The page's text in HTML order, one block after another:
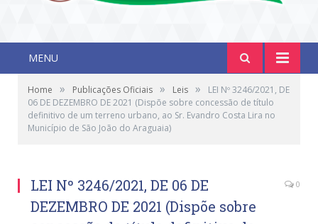
MENU
Home » Publicações Oficiais » Leis »
LEI Nº 3246/2021, DE
06 DE DEZEMBRO DE 2021 (Dispõe sobre concessão de título
definitivo de um terreno urbano, ao Sr. Evandro Costa Lira no
Município de São João do Araguaia)
LEI Nº 3246/2021, DE 06 DE
DEZEMBRO DE 2021 (Dispõe sobre
0